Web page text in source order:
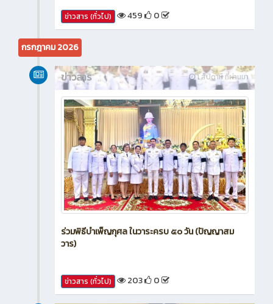
459 0
กรกฎาคม 2026
ข่าวสาร
ร่วมพิธีบำเพ็ญกุศล ในวาระครบ ๕๐ วัน (ปัญญาสม
ข่าวสาร (ทั่วไป) 203 0